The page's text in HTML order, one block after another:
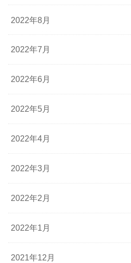
2022年8月
2022年7月
2022年6月
2022年5月
2022年4月
2022年3月
2022年2月
2022年1月
2021年12月